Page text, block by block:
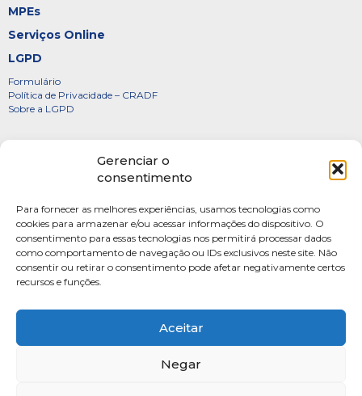
Gerenciar o
consentimento
Para fornecer as melhores experiências, usamos tecnologias como
cookies para armazenar e/ou acessar informações do dispositivo. O
consentimento para essas tecnologias nos permitirá processar dados
como comportamento de navegação ou IDs exclusivos neste site. Não
consentir ou retirar o consentimento pode afetar negativamente certos
recursos e funções.
Aceitar
Negar
MPEs
Serviços Online
LGPD
Formulário
Política de Privacidade – CRADF
Sobre a LGPD
Diretoria
FOTOS
Webmail
Artigos
Escritores do Sistema